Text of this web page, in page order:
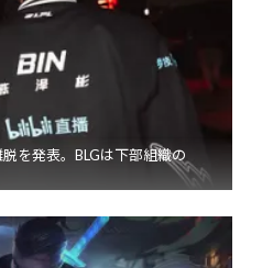
を発表。BLGは下部組織の